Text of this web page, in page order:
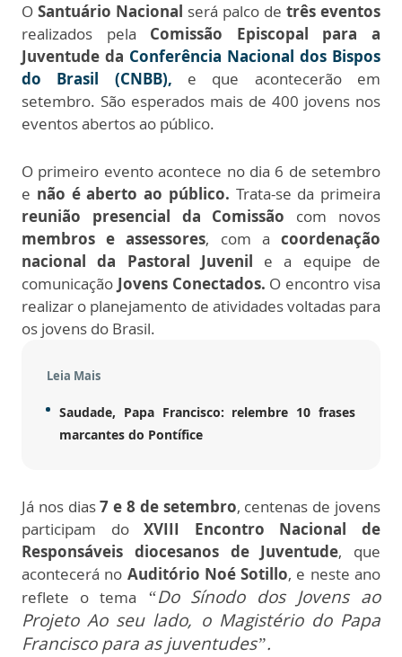
O Santuário Nacional será palco de três eventos
realizados pela Comissão Episcopal para a
Juventude da Conferência Nacional dos Bispos
do Brasil (CNBB), e que acontecerão em
setembro. São esperados mais de 400 jovens nos
eventos abertos ao público.
O primeiro evento acontece no dia 6 de setembro
e não é aberto ao público. Trata-se da primeira
reunião presencial da Comissão com novos
membros e assessores, com acoordenação
nacional da Pastoral Juvenil e a equipe de
comunicação Jovens Conectados. O encontro visa
realizar o planejamento de atividades voltadas para
os jovens do Brasil.
Leia Mais
Saudade, Papa Francisco: relembre 10 frases
marcantes do Pontífice
Já nos dias7 e 8 de setembro, centenas de jovens
participam doXVIII Encontro Nacional de
Responsáveis diocesanos de Juventude, que
acontecerá no Auditório Noé Sotillo, e neste ano
reflete o tema
“Do Sínodo dos Jovens ao
Projeto Ao seu lado, o Magistério do Papa
Francisco para as juventudes”.